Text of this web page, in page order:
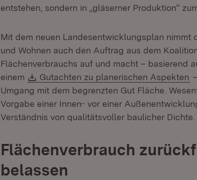
entstehen, sondern in „gläserner Produktion“
Mit dem neuen Landesentwicklungsplan nimmt
und Wohnen auch den Auftrag aus dem
Flächenverbrauchs auf und macht – basierend
einem
Download:
Gutachten zu planerischen Aspekten
Umgang mit dem begrenzten Gut Fläche.
Vorgabe einer Innen- vor einer
Verständnis von qualitätsvoller baulicher Dichte.
Flächenverbrauch
belassen